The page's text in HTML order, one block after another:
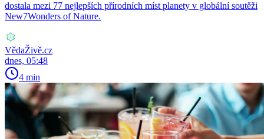
dostala mezi 77 nejlepších přírodních míst planety v globální soutěži
New7Wonders of Nature.
VědaŽivě.cz
dnes, 05:48
4 min